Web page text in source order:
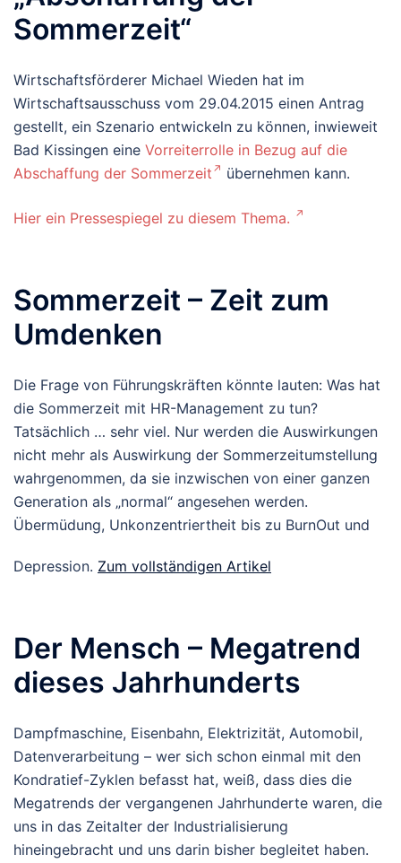
Sommerzeit“
Wirtschaftsförderer Michael Wieden hat im
Wirtschaftsausschuss vom 29.04.2015 einen Antrag
gestellt, ein Szenario entwickeln zu können, inwieweit
Bad Kissingen eine Vorreiterrolle in Bezug auf die
Abschaffung der Sommerzeit
übernehmen kann.
Hier ein Pressespiegel zu diesem Thema.
Sommerzeit – Zeit zum
Umdenken
Die Frage von Führungskräften könnte lauten: Was hat
die Sommerzeit mit HR-Management zu tun?
Tatsächlich … sehr viel. Nur werden die Auswirkungen
nicht mehr als Auswirkung der Sommerzeitumstellung
wahrgenommen, da sie inzwischen von einer ganzen
Generation als „normal“ angesehen werden.
Übermüdung, Unkonzentriertheit bis zu BurnOut und
Depression. Zum vollständigen Artikel
Der Mensch – Megatrend
dieses Jahrhunderts
Dampfmaschine, Eisenbahn, Elektrizität, Automobil,
Datenverarbeitung – wer sich schon einmal mit den
Kondratief-Zyklen befasst hat, weiß, dass dies die
Megatrends der vergangenen Jahrhunderte waren, die
uns in das Zeitalter der Industrialisierung
hineingebracht und uns darin bisher begleitet haben.